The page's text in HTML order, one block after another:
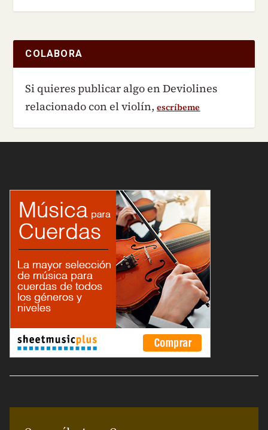
COLABORA
Si quieres publicar algo en Deviolines
relacionado con el violín,escríbeme